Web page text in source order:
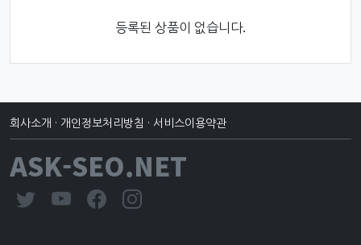
등록된 상품이 없습니다.
회사소개 · 개인정보처리방침 · 서비스이용약관
ASK-SEO.NET